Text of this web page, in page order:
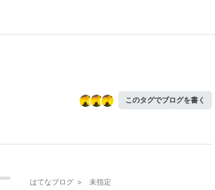
このタグでブログを書く
はてなブログ >
未指定